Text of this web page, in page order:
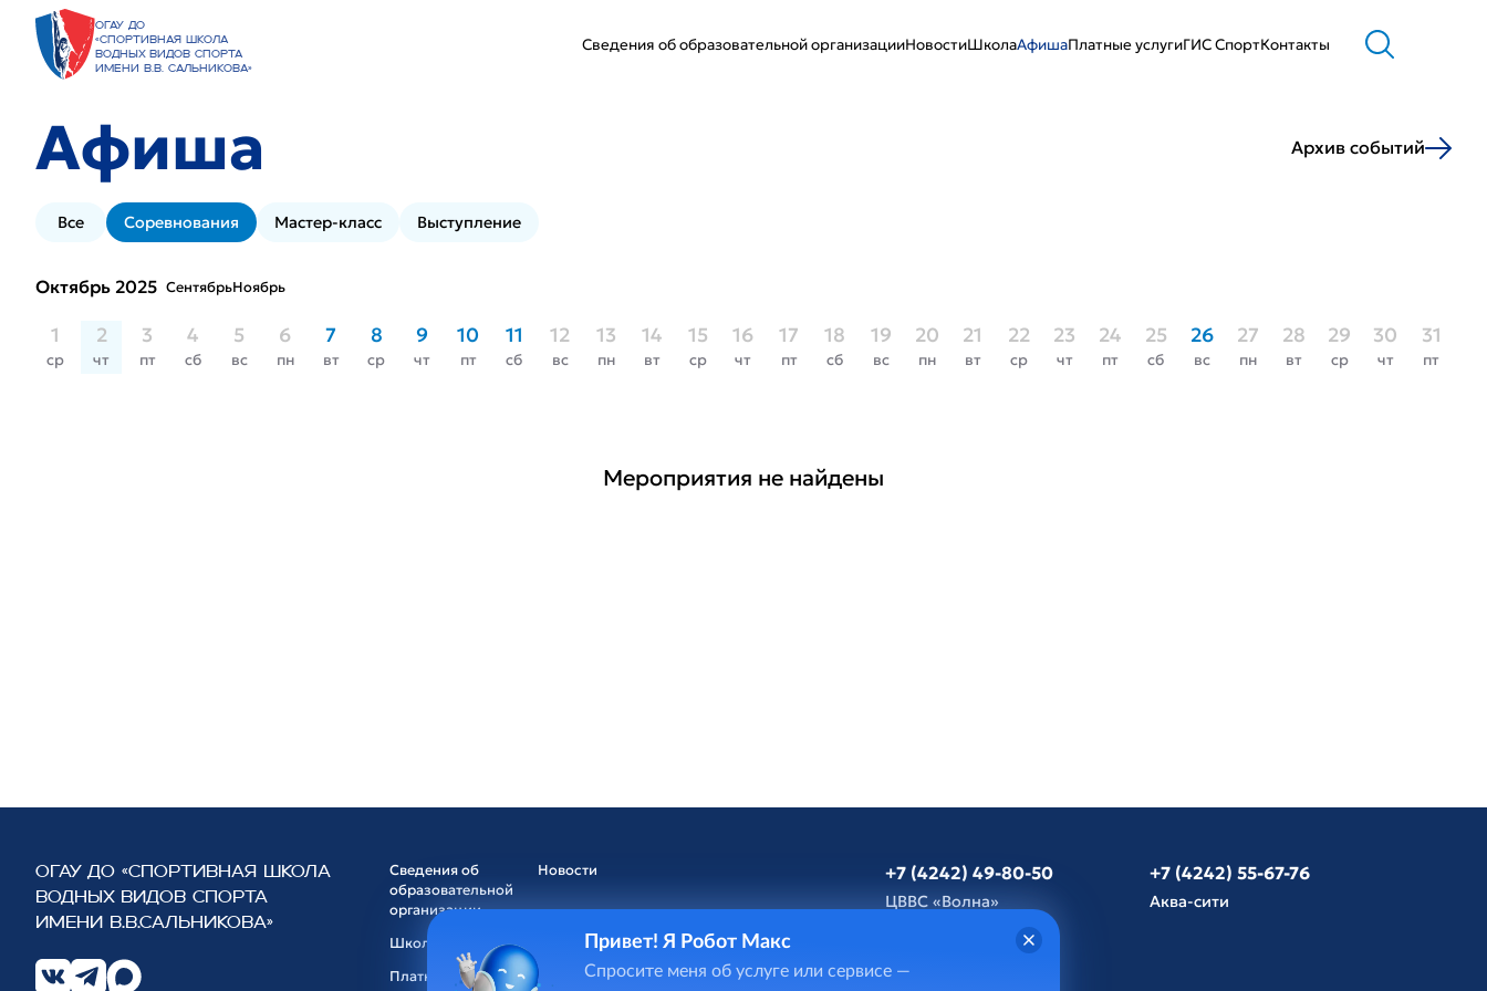
ОГАУ ДО
«Спортивная школа
водных видов спорта
имени В.В. Сальникова»
Сведения об образовательной организацииНовостиШколаАфишаПлатные услугиГИС CпортКонтакты
Афиша Архив событий
Все Соревнования Мастер-класс Выступление
Октябрь 2025 СентябрьНоябрь
1
ср
2
чт
3
пт
4
сб
5
вс
6
пн
7
вт
8
ср
9
чт
10
пт
11
сб
12
вс
13
пн
14
вт
15
ср
16
чт
17
пт
18
сб
19
вс
20
пн
21
вт
22
ср
23
чт
24
пт
25
сб
26
вс
27
пн
28
вт
29
ср
30
чт
31
пт
Мероприятия не найдены
ОГАУ ДО «СПОРТИВНАЯ ШКОЛА
ВОДНЫХ ВИДОВ СПОРТА
ИМЕНИ В.В.САЛЬНИКОВА»
Сведения об
образовательной
организации
Новости
Школа
Платные услуги
ГИС Cпорт
+7 (4242) 49-80-50
ЦВВС «Волна»
+7 (4242) 55-67-76
Аква-сити
Привет! Я Робот Макс
Спросите меня об услуге или сервисе —